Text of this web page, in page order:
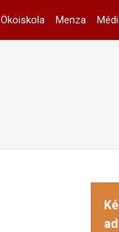
Ökoiskola Menza